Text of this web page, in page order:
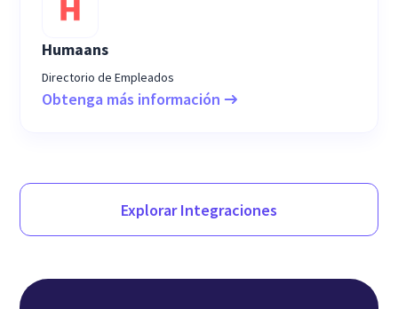
Humaans
Directorio de Empleados
Obtenga más información
Explorar Integraciones